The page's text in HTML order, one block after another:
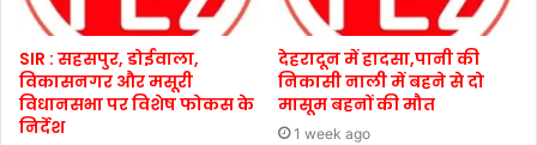
SIR : सहसपुर, डोईवाला,
विकासनगर और मसूरी
विधानसभा पर विशेष फोकस के
निर्देश
देहरादून में हादसा,पानी की
निकासी नाली में बहने से दो
मासूम बहनों की मौत
1 week ago